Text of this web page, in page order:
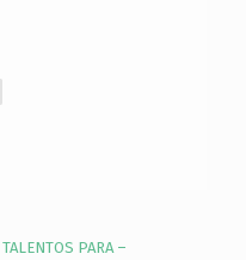
PARA –